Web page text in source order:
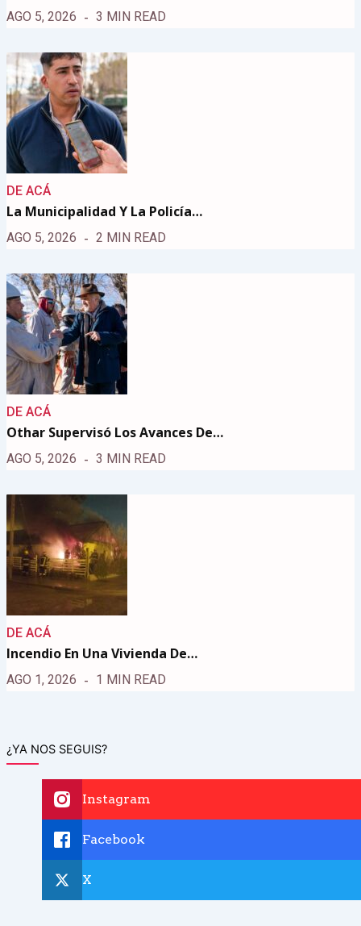
AGO 5, 2026 3 MIN READ
DE ACÁ
La Municipalidad Y La Policía…
AGO 5, 2026 2 MIN READ
DE ACÁ
Othar Supervisó Los Avances De…
AGO 5, 2026 3 MIN READ
DE ACÁ
Incendio En Una Vivienda De…
AGO 1, 2026 1 MIN READ
¿YA NOS SEGUIS?
Instagram
Facebook
X